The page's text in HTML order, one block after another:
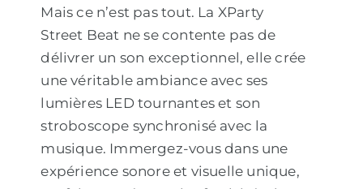
Mais ce n’est pas tout. La XParty
Street Beat ne se contente pas de
délivrer un son exceptionnel, elle crée
une véritable ambiance avec ses
lumières LED tournantes et son
stroboscope synchronisé avec la
musique. Immergez-vous dans une
expérience sonore et visuelle unique,